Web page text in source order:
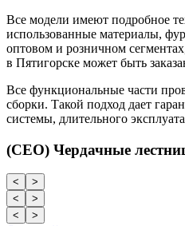
Все модели имеют подробное
использованные материалы,
оптовом и розничном
в Пятигорске может быть
Все функциональные части
сборки. Такой подход дает
системы, длительного
(CEO) Чердачные
<
>
<
>
<
>